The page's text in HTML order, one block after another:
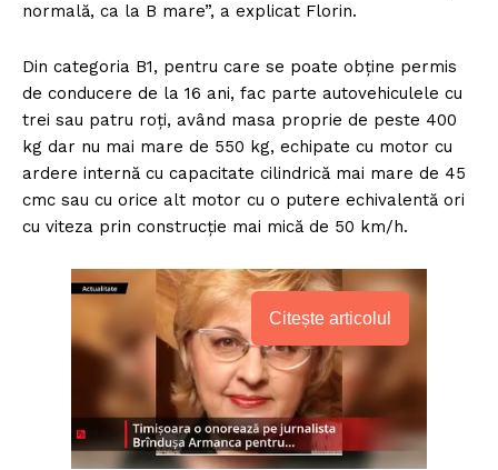
normală, ca la B mare”, a explicat Florin.
Din categoria B1, pentru care se poate obține permis
de conducere de la 16 ani, fac parte autovehiculele cu
trei sau patru roți, având masa proprie de peste 400
kg dar nu mai mare de 550 kg, echipate cu motor cu
ardere internă cu capacitate cilindrică mai mare de 45
cmc sau cu orice alt motor cu o putere echivalentă ori
cu viteza prin construcție mai mică de 50 km/h.
Citește articolul